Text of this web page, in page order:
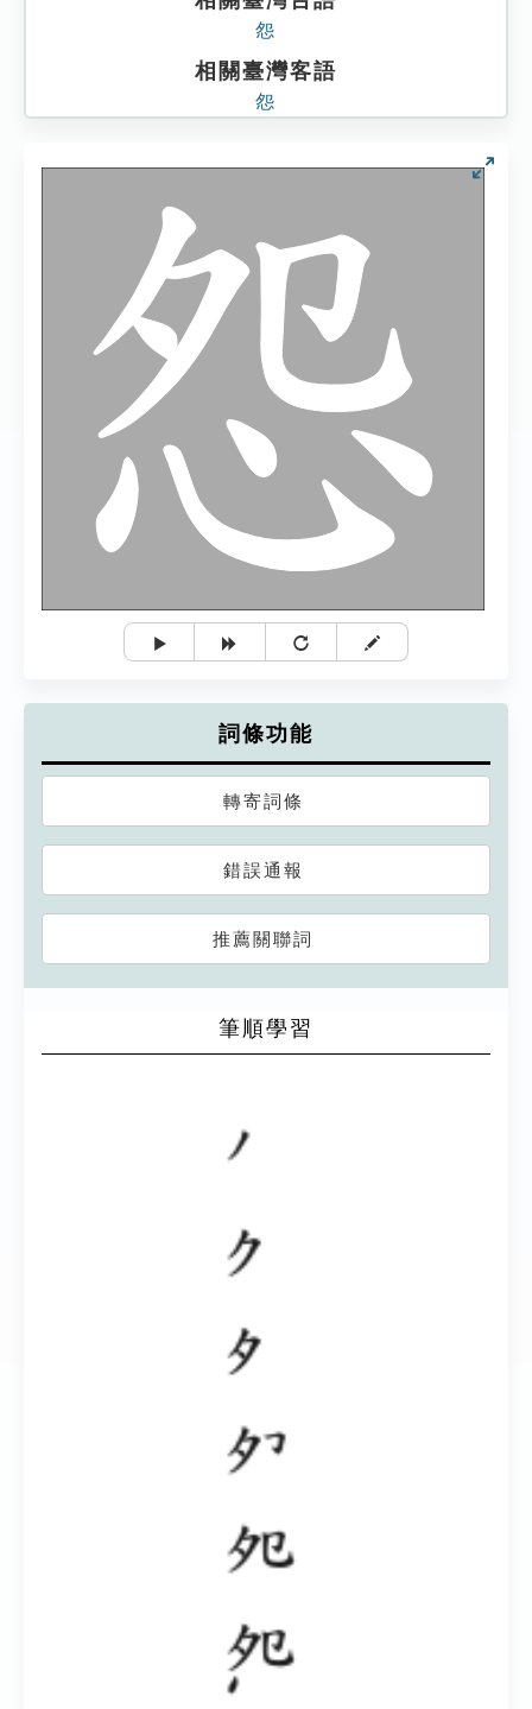
怨
相關臺灣客語
怨
詞條功能
轉寄詞條
錯誤通報
推薦關聯詞
筆順學習